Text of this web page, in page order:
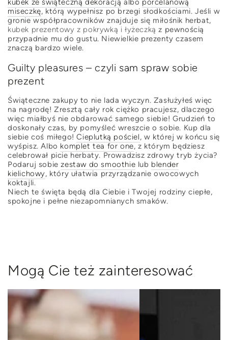
kubek ze świąteczną dekoracją albo porcelanową
miseczkę, którą wypełnisz po brzegi słodkościami. Jeśli w
gronie współpracowników znajduje się miłośnik herbat,
kubek prezentowy z pokrywką i łyżeczką z pewnością
przypadnie mu do gustu. Niewielkie prezenty czasem
znaczą bardzo wiele.
Guilty pleasures – czyli sam spraw sobie
prezent
Świąteczne zakupy to nie lada wyczyn. Zasłużyłeś więc
na nagrodę! Zresztą cały rok ciężko pracujesz, dlaczego
więc miałbyś nie obdarować samego siebie! Grudzień to
doskonały czas, by pomyśleć wreszcie o sobie. Kup dla
siebie coś miłego!Cieplutką pościel, w której w końcu się
wyśpisz. Albo komplet tea for one, z którym będziesz
celebrował picie herbaty. Prowadzisz zdrowy tryb życia?
Podaruj sobiezestaw do smoothie lub blender
kielichowy, który ułatwia przyrządzanie owocowych
koktajli.
Niech te święta będą dla Ciebie i Twojej rodziny ciepłe,
spokojne i pełne niezapomnianych smaków.
Mogą Cie też zainteresować